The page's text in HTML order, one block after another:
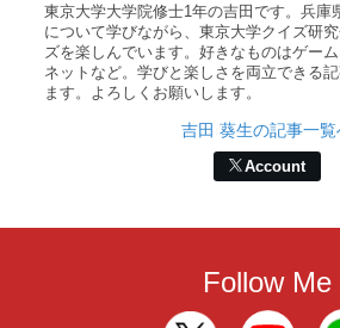
東京大学大学院修士1年の吉田です。兵庫
について学びながら、東京大学クイズ研
ズを楽しんでいます。好きなものはゲー
ネットなど。学びと楽しさを両立できる
ます。よろしくお願いします。
吉田 葵生の記事一覧
Account
Follow Me